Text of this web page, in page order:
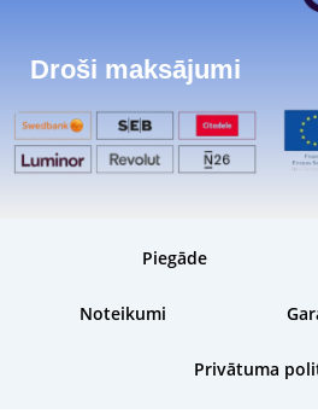
Droši maksājumi
Piegāde
Noteikumi
Privātuma